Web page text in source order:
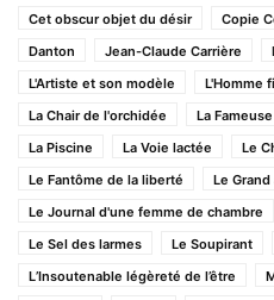
Cet obscur objet du désir
Copie
Danton
Jean-Claude Carrière
L'Artiste et son modèle
L'Homme
La Chair de l'orchidée
La
La Piscine
La Voie lactée
Le
Le Fantôme de la liberté
Le
Le Journal d'une femme de chambre
Le Sel des larmes
Le Soupirant
L’Insoutenable légèreté de l’être